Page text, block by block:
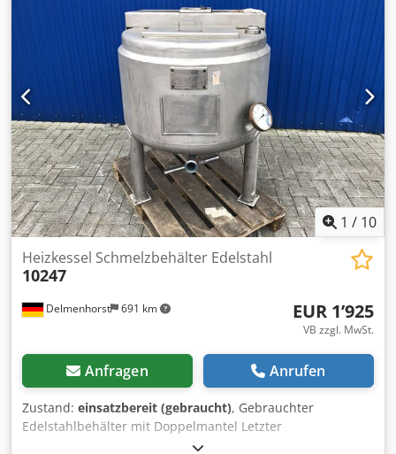
1 / 10
Delmenhorst 691 km
Heizkessel Schmelzbehälter Edelstahl
10247
EUR 1’925
VB zzgl. MwSt.
Anfragen Anrufen
Zustand: einsatzbereit (gebraucht), Gebrauchter
Edelstahlbehälter mit Doppelmantel Letzter
Verwendungszweck: Lebensmittel BEHÄLTER IST